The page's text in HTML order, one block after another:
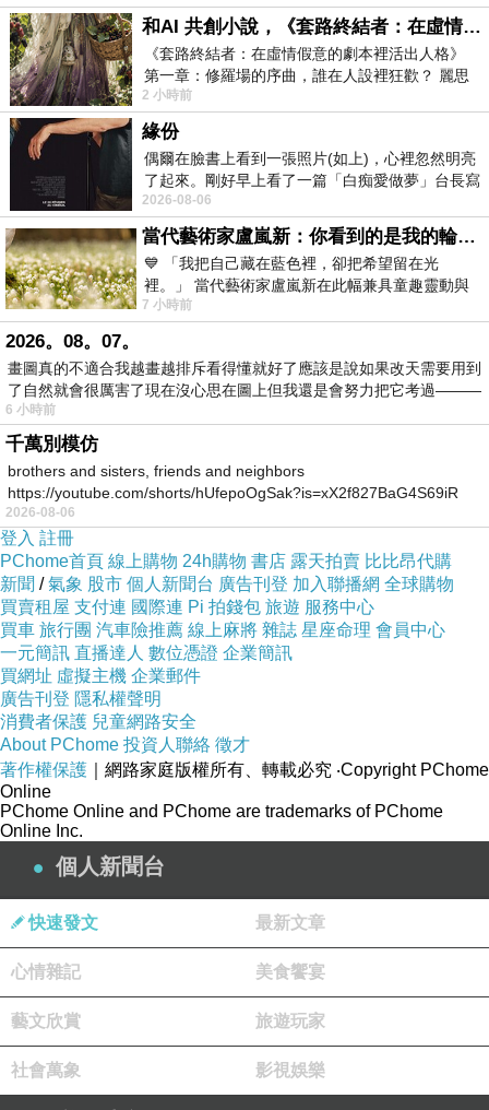
和AI 共創小說，《套路終結者：在虛情假意的劇本裡活出人格》
《套路終結者：在虛情假意的劇本裡活出人格》
第一章：修羅場的序曲，誰在人設裡狂歡？ 麗思
卡爾頓酒店的總統套房內，燈光昏
2 小時前
緣份
偶爾在臉書上看到一張照片(如上)，心裡忽然明亮
了起來。剛好早上看了一篇「白痴愛做夢」台長寫
的貼文，在回顧年輕時瘋狂愛上
2026-08-06
當代藝術家盧嵐新：你看到的是我的輪廓，還是你的故事？——藏在藍色裡的希望與光
💙 「我把自己藏在藍色裡，卻把希望留在光
裡。」 當代藝術家盧嵐新在此幅兼具童趣靈動與
抽象韻味的新作中，用湛藍的羽翼般色塊包覆著
7 小時前
2026。08。07。
畫圖真的不適合我越畫越排斥看得懂就好了應該是說如果改天需要用到
了自然就會很厲害了現在沒心思在圖上但我還是會努力把它考過———
6 小時前
千萬別模仿
brothers and sisters, friends and neighbors
https://youtube.com/shorts/hUfepoOgSak?is=xX2f827BaG4S69iR
https
2026-08-06
登入 註冊
PChome首頁 線上購物 24h購物 書店 露天拍賣 比比昂代購
新聞 /氣象 股市 個人新聞台 廣告刊登 加入聯播網 全球購物
買賣租屋 支付連 國際連 Pi 拍錢包 旅遊 服務中心
買車 旅行團 汽車險推薦 線上麻將 雜誌 星座命理 會員中心
一元簡訊 直播達人 數位憑證 企業簡訊
買網址 虛擬主機 企業郵件
廣告刊登 隱私權聲明
消費者保護 兒童網路安全
About PChome 投資人聯絡 徵才
著作權保護 ｜網路家庭版權所有、轉載必究 ‧Copyright PChome
Online
PChome Online and PChome are trademarks of PChome
Online Inc.
個人新聞台
快速發文 最新文章
心情雜記 美食饗宴
藝文欣賞 旅遊玩家
社會萬象 影視娛樂